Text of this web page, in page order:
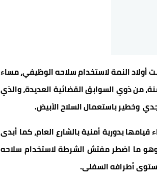
النمة لاستخدام سلاحه الوظيفي، مساء
فاتح يونيو الجاري، وذلك لتوقيف شخص يبلغ من العمر 22 سنة، من ذوي السوابق القضائية العديدة، والذي
وخطير باستعمال السلاح الأبيض.
بدورية أمنية بالشارع العام، كما أبدى
ما اضطر مفتش الشرطة لاستخدام سلاحه
أطرافه السفلى.